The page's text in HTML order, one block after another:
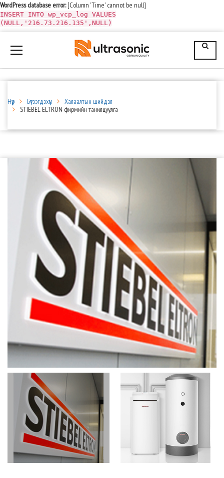
WordPress database error:[Column 'Time' cannot be null]
INSERT INTO wp_vcp_log VALUES
(NULL,'216.73.216.135',NULL)
Нүүр Бүтээгдэхүүн
Халаалтын шийдэл
STIEBEL ELTRON фирмийн танилцуулга